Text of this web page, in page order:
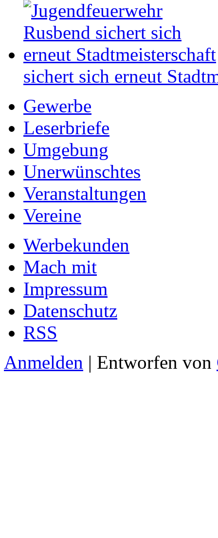
sichert sich erneut
Gewerbe
Leserbriefe
Umgebung
Unerwünschtes
Veranstaltungen
Vereine
Werbekunden
Mach mit
Impressum
Datenschutz
RSS
Anmelden | Entworfen von